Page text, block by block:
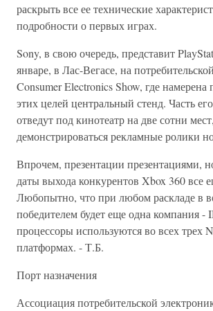
раскрыть все ее технические
подробности о первых играх.
Sony, в свою очередь, представит
январе, в Лас-Вегасе, на
Consumer Electronics Show, где намерена
этих целей центральный стенд. Часть
отведут под кинотеатр на две сотни
демонстрироваться рекламные ролики
Впрочем, презентации презентациями,
даты выхода конкурентов Xbox 360 все
Любопытно, что при любом раскладе в
победителем будет еще одна компания -
процессоры используются во всех трех
платформах. - Т.Б.
Порт назначения
Ассоциация потребительской